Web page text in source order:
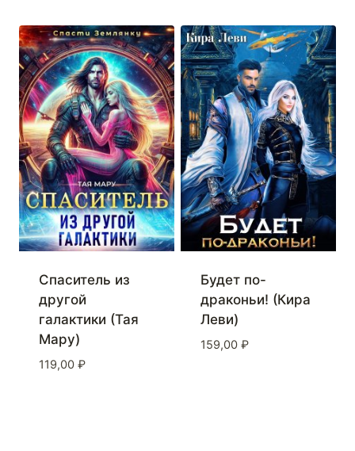
Спаситель из
другой
галактики (Тая
Мару)
119,00 ₽
Будет по-
драконьи! (Кира
Леви)
159,00 ₽